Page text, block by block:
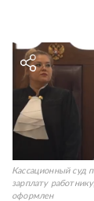
Кассационный суд
зарплату
оформлен